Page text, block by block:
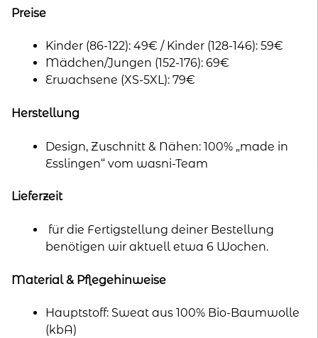
Preise
Kinder (86-122): 49€ / Kinder (128-146): 59€
Mädchen/Jungen (152-176): 69€
Erwachsene (XS-5XL): 79€
Herstellung
Design, Zuschnitt & Nähen: 100% „made in
Esslingen“ vom wasni-Team
Lieferzeit
für die Fertigstellung deiner Bestellung
benötigen wir aktuell etwa 6 Wochen.
Material & Pflegehinweise
Hauptstoff: Sweat aus 100% Bio-Baumwolle
(kbA)